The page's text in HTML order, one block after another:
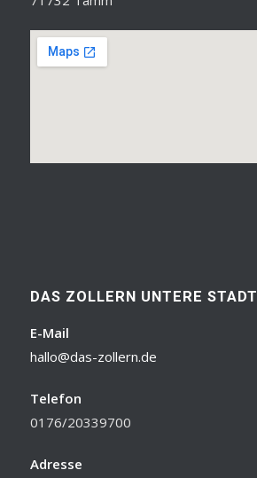
DAS ZOLLERN UNTERE STADT
E-Mail
hallo@das-zollern.de
Telefon
0176/20339700
Adresse